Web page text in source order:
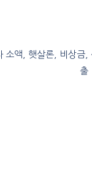
액, 햇살론, 비상
출